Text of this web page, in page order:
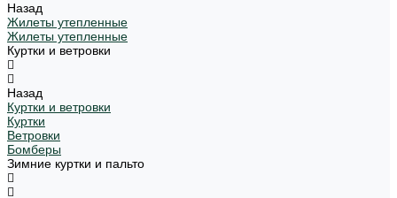
Назад
Жилеты утепленные
Жилеты утепленные
Куртки и ветровки
Назад
Куртки и ветровки
Куртки
Ветровки
Бомберы
Зимние куртки и пальто